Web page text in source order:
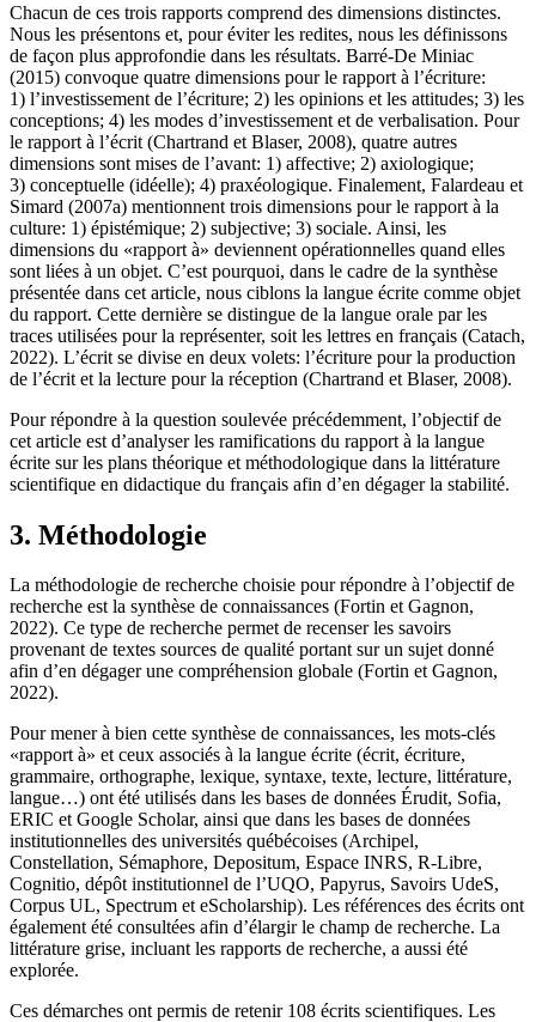
Chacun de ces trois rapports comprend des dimensions distinctes.
Nous les présentons et, pour éviter les redites, nous les définissons
de façon plus approfondie dans les résultats. Barré-De Miniac
(2015) convoque quatre dimensions pour le rapport à l’écriture:
1) l’investissement de l’écriture; 2) les opinions et les attitudes; 3) les
conceptions; 4) les modes d’investissement et de verbalisation. Pour
le rapport à l’écrit (Chartrand et Blaser, 2008), quatre autres
dimensions sont mises de l’avant: 1) affective; 2) axiologique;
3) conceptuelle (idéelle); 4) praxéologique. Finalement, Falardeau et
Simard (2007a) mentionnent trois dimensions pour le rapport à la
culture: 1) épistémique; 2) subjective; 3) sociale. Ainsi, les
dimensions du «rapport à» deviennent opérationnelles quand elles
sont liées à un objet. C’est pourquoi, dans le cadre de la synthèse
présentée dans cet article, nous ciblons la langue écrite comme objet
du rapport. Cette dernière se distingue de la langue orale par les
traces utilisées pour la représenter, soit les lettres en français (Catach,
2022). L’écrit se divise en deux volets: l’écriture pour la production
de l’écrit et la lecture pour la réception (Chartrand et Blaser, 2008).
Pour répondre à la question soulevée précédemment, l’objectif de
cet article est d’analyser les ramifications du rapport à la langue
écrite sur les plans théorique et méthodologique dans la littérature
scientifique en didactique du français afin d’en dégager la stabilité.
3. Méthodologie
La méthodologie de recherche choisie pour répondre à l’objectif de
recherche est la synthèse de connaissances (Fortin et Gagnon,
2022). Ce type de recherche permet de recenser les savoirs
provenant de textes sources de qualité portant sur un sujet donné
afin d’en dégager une compréhension globale (Fortin et Gagnon,
2022).
Pour mener à bien cette synthèse de connaissances, les mots-clés
«rapport à» et ceux associés à la langue écrite (écrit, écriture,
grammaire, orthographe, lexique, syntaxe, texte, lecture, littérature,
langue…) ont été utilisés dans les bases de données Érudit, Sofia,
ERIC et Google Scholar, ainsi que dans les bases de données
institutionnelles des universités québécoises (Archipel,
Constellation, Sémaphore, Depositum, Espace INRS, R-Libre,
Cognitio, dépôt institutionnel de l’UQO, Papyrus, Savoirs UdeS,
Corpus UL, Spectrum et eScholarship). Les références des écrits ont
également été consultées afin d’élargir le champ de recherche. La
littérature grise, incluant les rapports de recherche, a aussi été
explorée.
Ces démarches ont permis de retenir 108 écrits scientifiques. Les